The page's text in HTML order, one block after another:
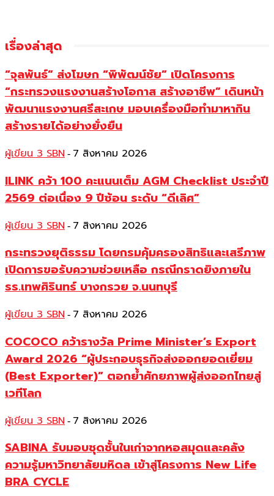
เรื่องล่าสุด
“จุลพันธ์” ส่งโฆษก “พิพัฒน์ชัย” เปิดโครงการ
“กระทรวงแรงงานสร้างโอกาส สร้างอาชีพ” เดินหน้า
พัฒนาแรงงานศรีสะเกษ มอบเครื่องมือทำมาหากิน
สร้างรายได้อย่างยั่งยืน
ผู้เขียน 3 SBN - 7 สิงหาคม 2026
ILINK คว้า 100 คะแนนเต็ม AGM Checklist ประจำปี
2569 ต่อเนื่อง 9 ปีซ้อน ระดับ “ดีเลิศ”
ผู้เขียน 3 SBN - 7 สิงหาคม 2026
กระทรวงยุติธรรม โดยกรมคุ้มครองสิทธิและเสรีภาพ
เปิดการขอรับความช่วยเหลือ กรณีกราดยิงภายใน
รร.เทพศิรินทร์ บางกรวย จ.นนทบุรี
ผู้เขียน 3 SBN - 7 สิงหาคม 2026
COCOCO คว้ารางวัล Prime Minister’s Export
Award 2026 “ผู้ประกอบธุรกิจส่งออกยอดเยี่ยม
(Best Exporter)” ตอกย้ำศักยภาพผู้ส่งออกไทยสู่
เวทีโลก
ผู้เขียน 3 SBN - 7 สิงหาคม 2026
SABINA รับมอบชุดชั้นในเก่าจากหอสมุดและคลัง
ความรู้มหาวิทยาลัยมหิดล เข้าสู่โครงการ New Life
BRA CYCLE